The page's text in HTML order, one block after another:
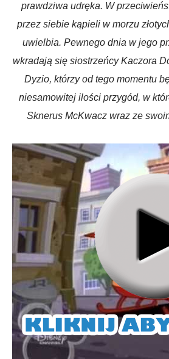
prawdziwa udręka. W
przez siebie kąpieli w morzu
uwielbia. Pewnego dnia w jego
wkradają się siostrzeńcy Kaczora
Dyzio, którzy od tego momentu
niesamowitej ilości przygód, w
Sknerus McKwacz wraz ze